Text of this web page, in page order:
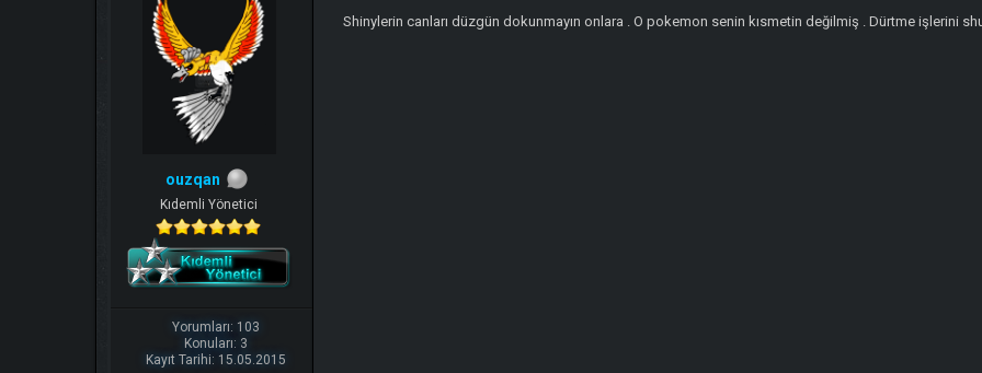
ouzqan
Kıdemli Yönetici
Yorumları: 103
Konuları: 3
Kayıt Tarihi: 15.05.2015
Shinylerin canları düzgün dokunmayın onlara . O pokemon senin kısmetin değilmiş . Dürtme işlerini